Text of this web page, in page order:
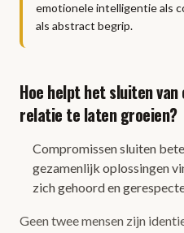
emotionele intelligentie als
als abstract begrip.
Hoe helpt het sluiten
relatie te laten groeien?
Compromissen sluiten
gezamenlijk oplossingen
zich gehoord en
Geen twee mensen zijn